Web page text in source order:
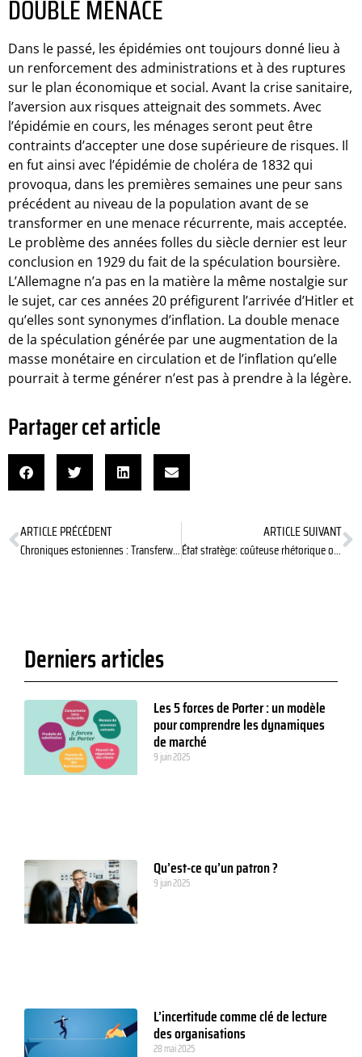
DOUBLE MENACE
Dans le passé, les épidémies ont toujours donné lieu à
un renforcement des administrations et à des ruptures
sur le plan économique et social. Avant la crise sanitaire,
l’aversion aux risques atteignait des sommets. Avec
l’épidémie en cours, les ménages seront peut être
contraints d’accepter une dose supérieure de risques. Il
en fut ainsi avec l’épidémie de choléra de 1832 qui
provoqua, dans les premières semaines une peur sans
précédent au niveau de la population avant de se
transformer en une menace récurrente, mais acceptée.
Le problème des années folles du siècle dernier est leur
conclusion en 1929 du fait de la spéculation boursière.
L’Allemagne n’a pas en la matière la même nostalgie sur
le sujet, car ces années 20 préfigurent l’arrivée d’Hitler et
qu’elles sont synonymes d’inflation. La double menace
de la spéculation générée par une augmentation de la
masse monétaire en circulation et de l’inflation qu’elle
pourrait à terme générer n’est pas à prendre à la légère.
Partager cet article
ARTICLE PRÉCÉDENT
Chroniques estoniennes : Transferwise, la licorne « No drama, Good Karma » de la Fintech (7/9)
ARTICLE SUIVANT
État stratège: coûteuse rhétorique ou idée d’avenir ?
Derniers articles
Les 5 forces de Porter : un modèle
pour comprendre les dynamiques
de marché
9 juin 2025
Qu’est-ce qu’un patron ?
9 juin 2025
L’incertitude comme clé de lecture
des organisations
28 mai 2025